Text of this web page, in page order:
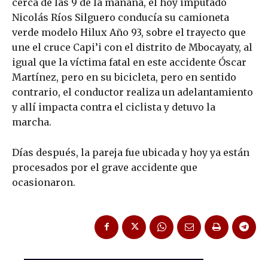
Nicolás Ríos Silguero conducía su camioneta
verde modelo Hilux Año 93, sobre el trayecto que
une el cruce Capi’i con el distrito de Mbocayaty, al
igual que la víctima fatal en este accidente Óscar
Martínez, pero en su bicicleta, pero en sentido
contrario, el conductor realiza un adelantamiento
y allí impacta contra el ciclista y detuvo la
marcha.
Días después, la pareja fue ubicada y hoy ya están
procesados por el grave accidente que
ocasionaron.